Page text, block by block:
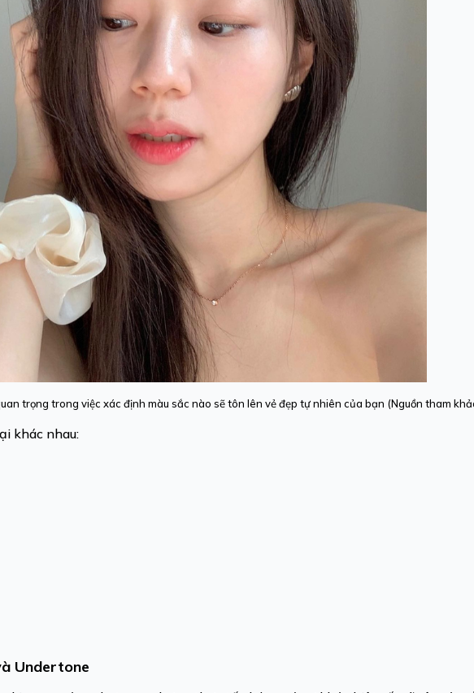
trọng trong việc xác định màu sắc nào sẽ tôn lên vẻ đẹp tự nhiên của bạn (Nguồn tham
khác nhau:
Undertone